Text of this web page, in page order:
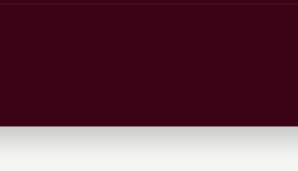
och global nivå